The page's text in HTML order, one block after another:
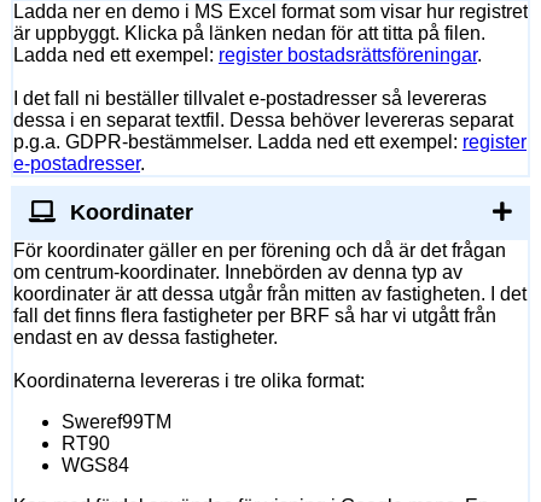
Ladda ner en demo i MS Excel format som visar hur registret
är uppbyggt. Klicka på länken nedan för att titta på filen.
Ladda ned ett exempel: register bostadsrättsföreningar.
I det fall ni beställer tillvalet e-postadresser så levereras
dessa i en separat textfil. Dessa behöver levereras separat
p.g.a. GDPR-bestämmelser. Ladda ned ett exempel: register
e-postadresser.
Koordinater
För koordinater gäller en per förening och då är det frågan
om centrum-koordinater. Innebörden av denna typ av
koordinater är att dessa utgår från mitten av fastigheten. I det
fall det finns flera fastigheter per BRF så har vi utgått från
endast en av dessa fastigheter.
Koordinaterna levereras i tre olika format:
Sweref99TM
RT90
WGS84